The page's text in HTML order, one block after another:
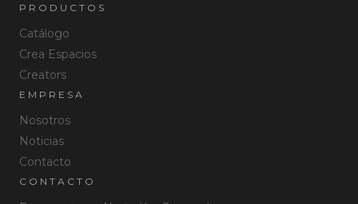
PRODUCTOS
Catálogo
Crea Espacios
Creators
EMPRESA
Nosotros
Noticias
Contacto
CONTACTO